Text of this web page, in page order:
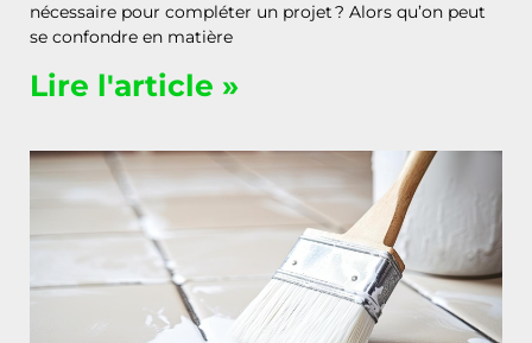
nécessaire pour compléter un projet ? Alors qu’on peut
se confondre en matière
Lire l'article »